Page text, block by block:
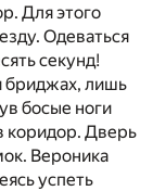
Для этого
Одеваться
секунд!
бриджах, лишь
босые ноги
коридор. Дверь
Вероника
успеть